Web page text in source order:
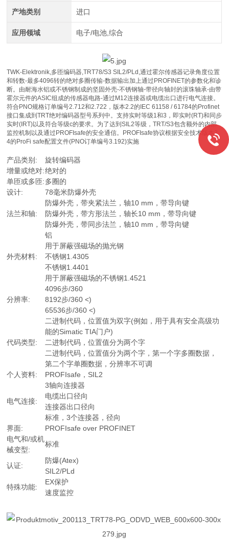
产地类别 进口
应用领域 电子/电池,综合
TWK-Elektronik,多匝编码器,TRT78/S3 SIL2/PLd,通过霍尔传感器记录角度位置
和转数-最多4096转的绝对多圈传输-数据输出加上通过PROFINET的参数化和诊
断。由耐海水铝或不锈钢制成的坚固外壳-不锈钢轴-带径向轴封的滚珠轴承-由带
霍尔元件的ASIC组成的传感器电路-通过M12连接器或电缆出口进行电气连接。
符合PNO规格订单编号2.712和2.722，版本2.2的IEC 61158 / 61784的Profinet
接口集成到TRT绝对编码器型号系列中。支持实时等级1和3，即实时(RT)和同步
实时(IRT)以及符合等级c的要求。为了达到SIL2等级，TRT/S3包含额外的内部
监控机制以及通过PROFIsafe的安全通信。PROFIsafe协议根据安全技术版本2.
4的ProFi safe配置文件(PNO订单编号3.192)实施
产品类别:
旋转编码器
增量或绝对:绝对的
单匝或多匝:多圈的
设计:
78毫米防爆外壳
法兰和轴:
防爆外壳，带夹紧法兰，轴10 mm，带导向键
防爆外壳，带方形法兰，轴长10 mm，带导向键
防爆外壳，带同步法兰，轴10 mm，带导向键
外壳材料:
铝
用于屏蔽强磁场的抛光钢
不锈钢1.4305
不锈钢1.4401
用于屏蔽强磁场的不锈钢1.4521
分辨率:
4096步/360
8192步/360 <)
65536步/360 <)
代码类型:
二进制代码，位置值为双字(例如，用于具有安全高级功
能的Simatic TIA门户)
二进制代码，位置值分为两个字
二进制代码，位置值分为两个字，第一个字多圈数据，
第二个字单圈数据，分辨率不可调
个人资料:
PROFIsafe，SIL2
电气连接:
3轴向连接器
电缆出口径向
连接器出口径向
标准，3个连接器，径向
界面:
PROFIsafe over PROFINET
电气和/或机
械变型:
标准
认证:
防爆(Atex)
SIL2/PLd
特殊功能:
EX保护
速度监控